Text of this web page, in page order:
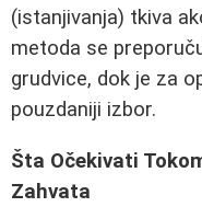
(istanjivanja) tkiva
metoda se
grudvice, dok je za
pouzdaniji izbor.
Šta Očekivati
Zahvata